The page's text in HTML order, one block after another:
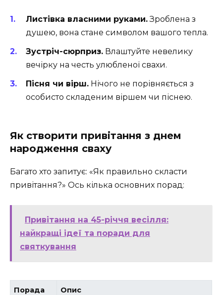
Листівка власними руками.Зроблена з
душею, вона стане символом вашого тепла.
Зустріч-сюрприз. Влаштуйте невелику
вечірку на честь улюбленої свахи.
Пісня чи вірш. Нічого не порівняється з
особисто складеним віршем чи піснею.
Як створити привітання з днем
народження сваху
Багато хто запитує: «Як правильно скласти
привітання?» Ось кілька основних порад:
Привітання на 45-річчя весілля:
найкращі ідеї та поради для
святкування
Порада Опис